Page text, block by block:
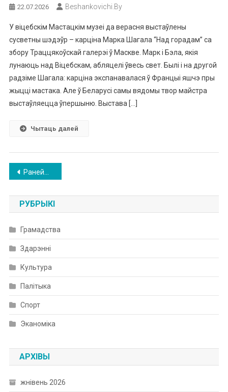
22.07.2026 Beshankovichi.by
У віцебскім Мастацкім музеі да верасня выстаўлены
сусветны шэдэўр – карціна Марка Шагала “Над горадам” са
збору Траццякоўскай галерэі ў Маскве. Марк і Бэла, якія
лунаюць над Віцебскам, абляцелі ўвесь свет. Былі і на другой
радзіме Шагала: карціна экспанавалася ў Францыі яшчэ пры
жыцці мастака. Але ў Беларусі самы вядомы твор майстра
выстаўляецца ўпершыню. Выстава […]
Чытаць далей
Навігацыя
па
запісах
Ранейшыя запісы
РУБРЫКІ
Грамадства
Здарэнні
Культура
Палітыка
Спорт
Эканоміка
АРХІВЫ
жнівень 2026